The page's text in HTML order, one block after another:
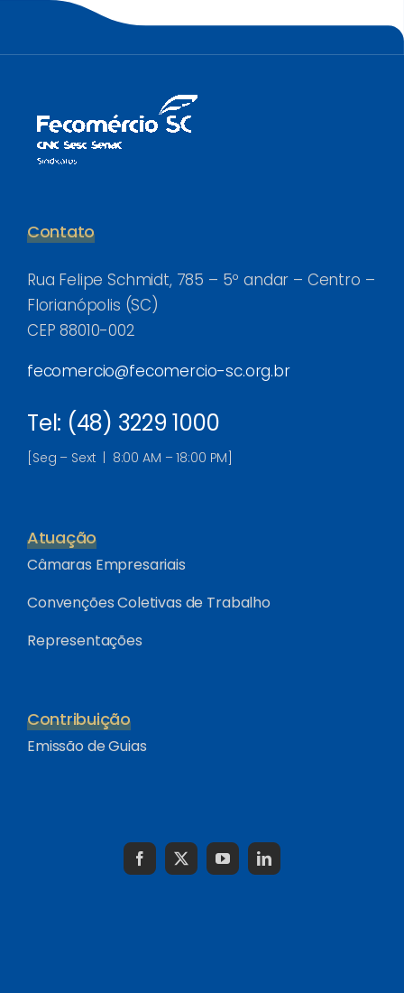
Contato
Rua Felipe Schmidt, 785 – 5º andar – Centro –
Florianópolis (SC)
CEP 88010-002
fecomercio@fecomercio-sc.org.br
Tel: (48) 3229 1000
[Seg – Sext | 8:00 AM – 18:00 PM]
Atuação
Câmaras Empresariais
Convenções Coletivas de Trabalho
Representações
Contribuição
Emissão de Guias